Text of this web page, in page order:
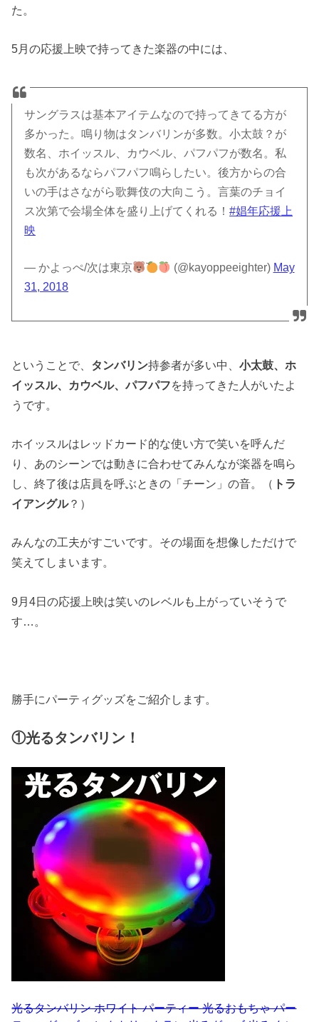
た。
5月の応援上映で持ってきた楽器の中には、
サングラスは基本アイテムなので持ってきてる方が
多かった。鳴り物はタンバリンが多数。小太鼓？が
数名、ホイッスル、カウベル、パフパフが数名。私
も次があるならパフパフ鳴らしたい。後方からの合
いの手はさながら歌舞伎の大向こう。言葉のチョイ
ス次第で会場全体を盛り上げてくれる！#娼年応援上
映
— かよっぺ/次は東京 (@kayoppeeighter) May
31, 2018
ということで、 タンバリン持参者が多い中、小太鼓、ホ
イッスル、カウベル、パフパフを持ってきた人がいたよ
うです。
ホイッスルはレッドカード的な使い方で笑いを呼んだ
り、あのシーンでは動きに合わせてみんなが楽器を鳴ら
し、終了後は店員を呼ぶときの「チーン」の音。（ トラ
イアングル？）
みんなの工夫がすごいです。その場面を想像しただけで
笑えてしまいます。
9月4日の応援上映は笑いのレベルも上がっていそうで
す…。
勝手にパーティグッズをご紹介します。
①光るタンバリン！
光るタンバリン ホワイト パーティー 光るおもちゃ パー